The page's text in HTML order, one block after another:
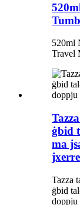
520ml
Travel
ġbid
ma
Tazza
ġbid
doppju